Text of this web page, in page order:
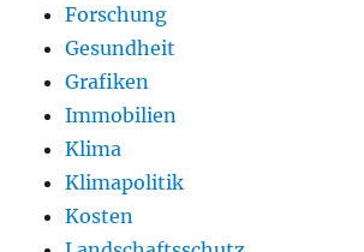
Forschung
Gesundheit
Grafiken
Immobilien
Klima
Klimapolitik
Kosten